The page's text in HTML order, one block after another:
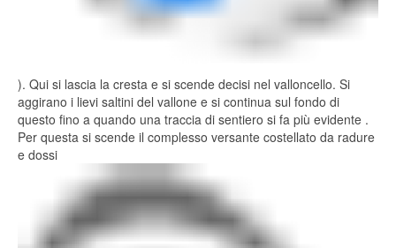
). Qui si lascia la cresta e si scende decisi nel valloncello. Si
aggirano i lievi saltini del vallone e si continua sul fondo di
questo fino a quando una traccia di sentiero si fa più evidente .
Per questa si scende il complesso versante costellato da radure
e dossi